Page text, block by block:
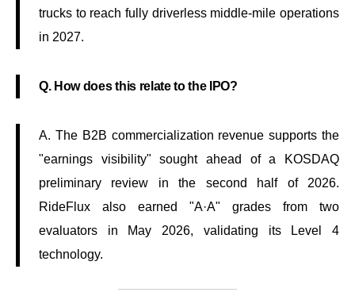
trucks to reach fully driverless middle-mile operations
in 2027.
Q. How does this relate to the IPO?
A. The B2B commercialization revenue supports the
"earnings visibility" sought ahead of a KOSDAQ
preliminary review in the second half of 2026.
RideFlux also earned "A·A" grades from two
evaluators in May 2026, validating its Level 4
technology.